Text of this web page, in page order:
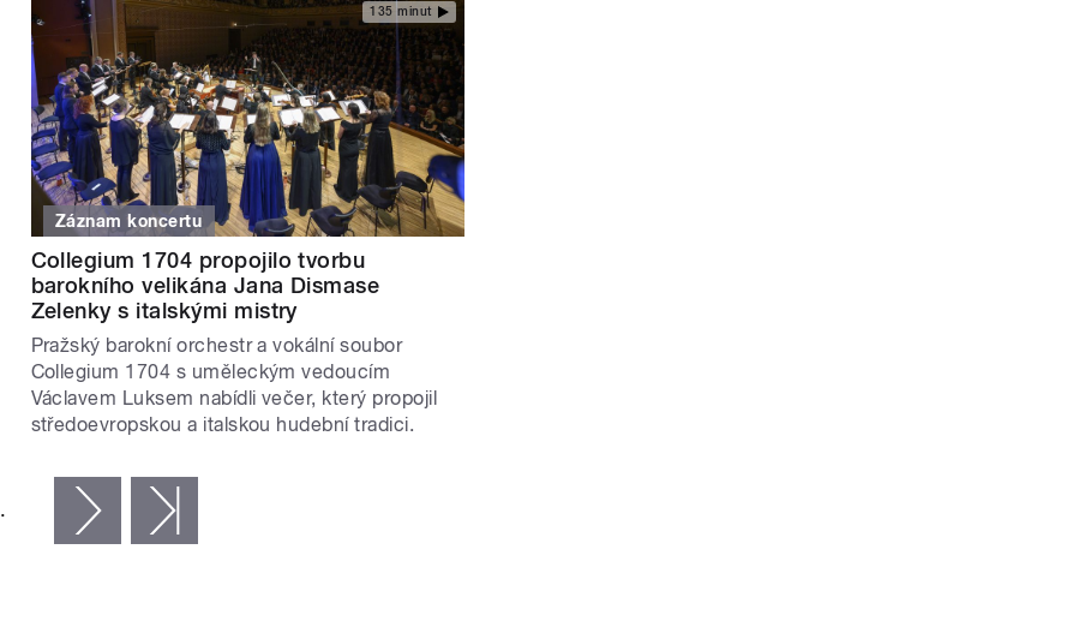
135 minut
Záznam koncertu
Collegium 1704 propojilo tvorbu
barokního velikána Jana Dismase
Zelenky s italskými mistry
Pražský barokní orchestr a vokální soubor
Collegium 1704 s uměleckým vedoucím
Václavem Luksem nabídli večer, který propojil
středoevropskou a italskou hudební tradici.
následující ›